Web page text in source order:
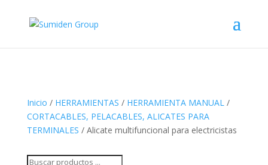
Inicio / HERRAMIENTAS / HERRAMIENTA MANUAL/
CORTACABLES, PELACABLES, ALICATES PARA
TERMINALES / Alicate multifuncional para electricistas
Búsqueda